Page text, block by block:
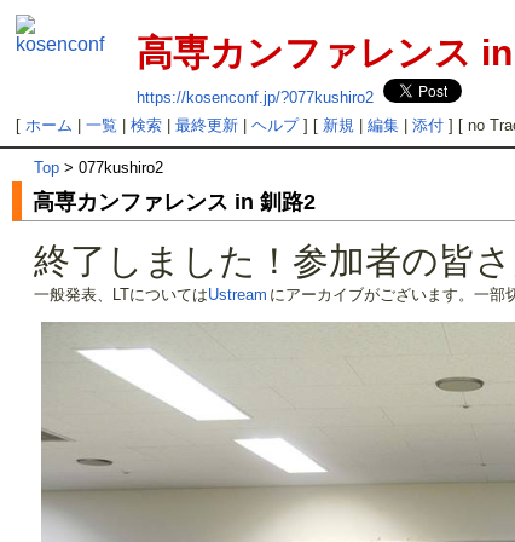
高専カンファレンス
https://kosenconf.jp/?077kushiro2
[ホーム |一覧 |検索 |最終更新 |ヘルプ] [ 新規 |編集 |添付 ] [ no
Top > 077kushiro2
高専カンファレンス in 釧路2
終了しました！参加者の皆
一般発表、LTについてはUstream にアーカイブがございます。一部